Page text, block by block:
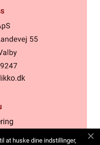
at huske dine indstillinger,